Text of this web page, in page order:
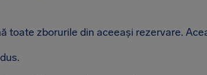
toate zborurile din aceeași rezervare.